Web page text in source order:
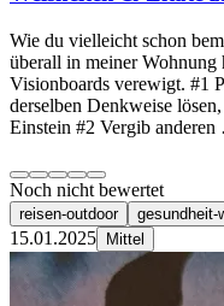
Wie du vielleicht schon
überall in meiner Wohnung
Visionboards verewigt. #1
derselben Denkweise
Einstein #2 Vergib
Noch nicht bewertet
reisen-outdoor gesundheit-
15.01.2025 Mittel